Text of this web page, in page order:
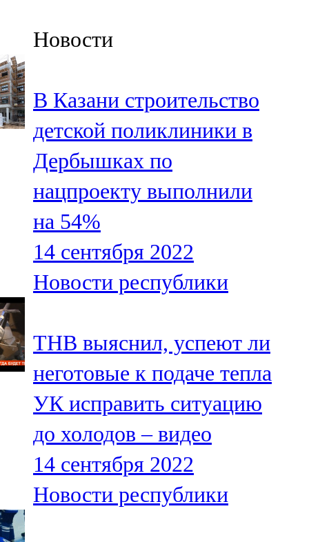
91,5 FM
106,1 FM
Кама тамагы
71,51 FM
Кукмара
107,9 FM
Лениногорский
102,1 FM
106,2 FM
Минзәлә
107,3 FM
Мөслим
100,0 FM
Нурлат
Новости
В Казани строительство
детской поликлиники в
Дербышках по
нацпроекту выполнили
на 54%
14 сентября 2022
Новости республики
ТНВ выяснил, успеют ли
неготовые к подаче тепла
УК исправить ситуацию
до холодов – видео
14 сентября 2022
Новости республики